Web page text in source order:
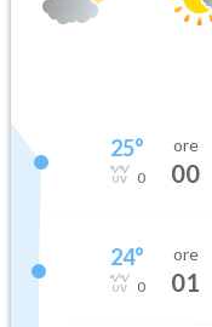
25°
0
ore
00
24°
0
ore
01